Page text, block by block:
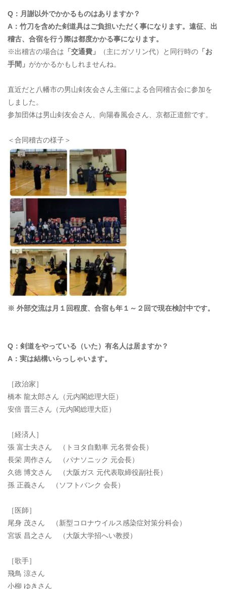
Q：月謝以外でかかるものはありますか？
A：竹刀を含めた剣道具はご負担いただく事になります。遠征、出
稽古、合宿を行う際は都度かかる事になります。
※出稽古の場合は 「交通費」 （主にガソリン代）と同行時の 「お
手間」 がかかるかもしれませんね。
直近だと八幡市の男山剣友会さん主催による合同稽古会に参加を
しました。
参加団体は男山剣友会さん、向陽春風会さん、京都正道館です。
＜合同稽古の様子＞
※ 外部交流は月１回程度、合宿も年１～２回で現在検討中です。
Q：剣道をやっている（いた）有名人は居ますか？
A：実は結構いらっしゃいます。
［政治家］
橋本 龍太郎さん（元内閣総理大臣）
安倍 晋三さん（元内閣総理大臣）
［経済人］
張 富士夫さん （トヨタ自動車 元名誉会長）
長栄 周作さん （パナソニック 元会長）
久徳 博文さん （大阪ガス 元代表取締役副社長）
孫 正義さん （ソフトバンク 会長）
［医師］
尾身 茂さん （新型コロナウイルス感染症対策分科会）
宮坂 昌之さん （大阪大学招へい教授）
［歌手］
飛鳥 涼さん
小柳 ゆきさん